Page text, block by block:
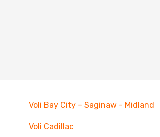
Voli Bay City - Saginaw - Midland
Voli Cadillac